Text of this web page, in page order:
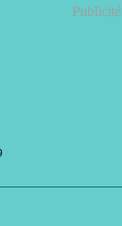
Publicité